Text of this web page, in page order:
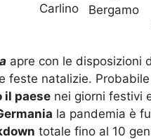
Carlino
Bergamo
apre con le disposizioni
feste natalizie. Probabile
il paese nei giorni festivi
la pandemia è
totale fino al 10